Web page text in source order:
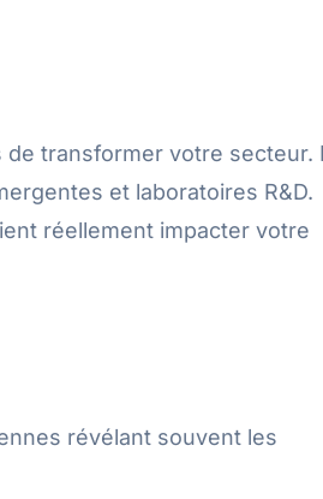
transformer votre secteur.
et laboratoires R&D.
réellement impacter votre
révélant souvent les